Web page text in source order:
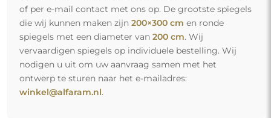
of per e-mail contact met ons op. De grootste spiegels
die wij kunnen maken zijn 200×300 cm en ronde
spiegels met een diameter van 200 cm. Wij
vervaardigen spiegels op individuele bestelling. Wij
nodigen u uit om uw aanvraag samen met het
ontwerp te sturen naar het e-mailadres:
winkel@alfaram.nl.